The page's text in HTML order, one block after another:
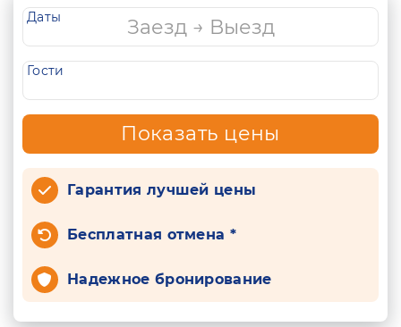
Даты
Гости
Показать цены
Гарантия лучшей цены
Бесплатная отмена *
Надежное бронирование